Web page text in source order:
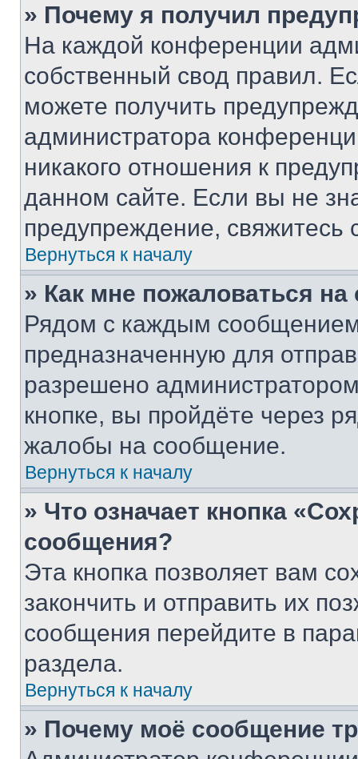
» Почему я получил
На каждой конференции
собственный свод правил.
можете получить
администратора
никакого отношения к
данном сайте. Если вы не
предупреждение,
Вернуться к началу
» Как мне пожаловаться
Рядом с каждым сообщением
предназначенную для
разрешено
кнопке, вы пройдёте через
жалобы на сообщение.
Вернуться к началу
» Что означает кнопка
сообщения?
Эта кнопка позволяет вам
закончить и отправить их
сообщения перейдите в
раздела.
Вернуться к началу
» Почему моё сообщение